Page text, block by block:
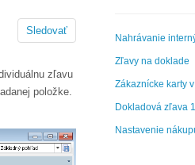
Sledovať
zľavu
položke.
Nahrávanie
Zľavy na doklade
Zákaznícke karty
Dokladová zľava
Nastavenie